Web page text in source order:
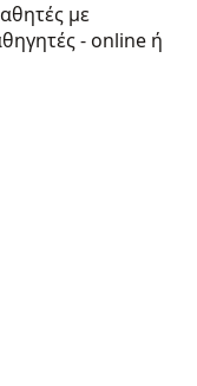
με
- online ή